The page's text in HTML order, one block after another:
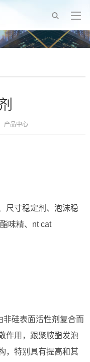
产品中心
尺寸稳定剂、泡沫稳
味精、nt cat
非硅表面活性剂复合而
作用，跟聚胺酯发泡
，特别具有提高和其